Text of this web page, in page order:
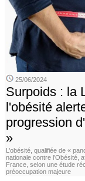
25/06/2024
Surpoids : la
l'obésité
progression
»
L’obésité, qualifiée de «
nationale contre l’Obésité,
France, selon une étude
préoccupation majeure